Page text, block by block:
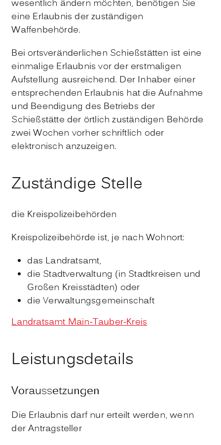
wesentlich ändern möchten, benötigen Sie
eine Erlaubnis der zuständigen
Waffenbehörde.
Bei ortsveränderlichen Schießstätten ist eine
einmalige Erlaubnis vor der erstmaligen
Aufstellung ausreichend. Der Inhaber einer
entsprechenden Erlaubnis hat die Aufnahme
und Beendigung des Betriebs der
Schießstätte der örtlich zuständigen Behörde
zwei Wochen vorher schriftlich oder
elektronisch anzuzeigen.
Zuständige Stelle
die Kreispolizeibehörden
Kreispolizeibehörde ist, je nach Wohnort:
das Landratsamt,
die Stadtverwaltung (in Stadtkreisen und
Großen Kreisstädten) oder
die Verwaltungsgemeinschaft
Landratsamt Main-Tauber-Kreis
Leistungsdetails
Voraussetzungen
Die Erlaubnis darf nur erteilt werden, wenn
der Antragsteller